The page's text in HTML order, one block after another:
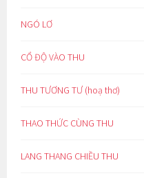
NGÓ LƠ
CỔ ĐỘ VÀO THU
THU TƯƠNG TƯ (hoạ thơ)
THAO THỨC CÙNG THU
LANG THANG CHIỀU THU